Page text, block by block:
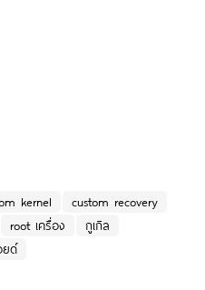
kernel
custom recovery
root เครื่อง
กูเกิล
ยด์